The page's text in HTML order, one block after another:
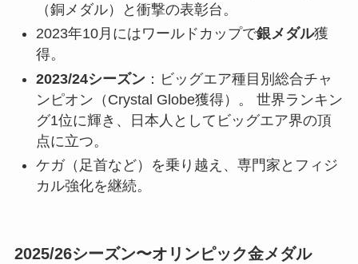
（銅メダル）と衝撃の表彰台。
2023年10月にはワールドカップで銀メダル獲
得。
2023/24シーズン：ビッグエア種目別総合チャ
ンピオン（Crystal Globe獲得）。 世界ランキン
グ1位に輝き、日本人としてビッグエア界の頂
点に立つ。
ケガ（足首など）を乗り越え、専門家とフィジ
カル強化を継続。
2025/26シーズン〜オリンピック金メダル